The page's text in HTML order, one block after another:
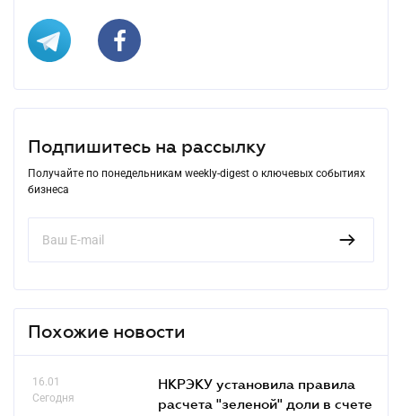
Подпишитесь на рассылку
Получайте по понедельникам weekly-digest о ключевых событиях
бизнеса
Похожие новости
16.01
Сегодня
НКРЭКУ установила правила
расчета "зеленой" доли в счете